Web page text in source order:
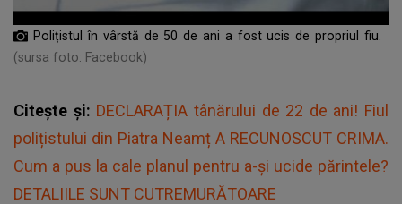
Polițistul în vârstă de 50 de ani a fost ucis de propriul fiu.
(sursa foto: Facebook)
Citește și: DECLARAȚIA tânărului de 22 de ani! Fiul
polițistului din Piatra Neamț A RECUNOSCUT CRIMA.
Cum a pus la cale planul pentru a-și ucide părintele?
DETALIILE SUNT CUTREMURĂTOARE